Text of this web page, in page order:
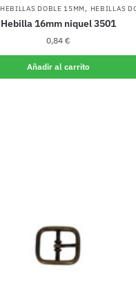
HEBILLAS DOBLE 15MM, HEBILLAS
Hebilla 16mm niquel 3501
0,84 €
Añadir al carrito